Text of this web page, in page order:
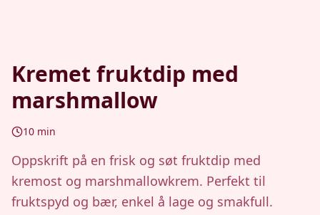
Kremet fruktdip med
marshmallow
10 min
Oppskrift på en frisk og søt fruktdip med
kremost og marshmallowkrem. Perfekt til
fruktspyd og bær, enkel å lage og smakfull.